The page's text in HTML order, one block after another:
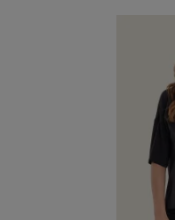
Koszulki na
Koszulki z
Koszulki z
Koszulki z